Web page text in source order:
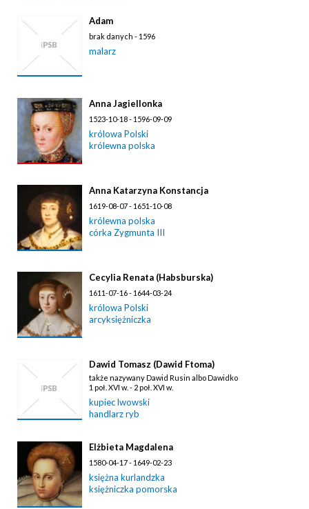
Adam
brak danych - 1596
malarz
Anna Jagiellonka
1523-10-18 - 1596-09-09
królowa Polski
królewna polska
Anna Katarzyna Konstancja
1619-08-07 - 1651-10-08
królewna polska
córka Zygmunta III
Cecylia Renata (Habsburska)
1611-07-16 - 1644-03-24
królowa Polski
arcyksiężniczka
Dawid Tomasz (Dawid Ftoma)
także nazywany Dawid Rusin albo Dawidko
1 poł. XVI w. - 2 poł. XVI w.
kupiec lwowski
handlarz ryb
Elżbieta Magdalena
1580-04-17 - 1649-02-23
księżna kurlandzka
księżniczka pomorska